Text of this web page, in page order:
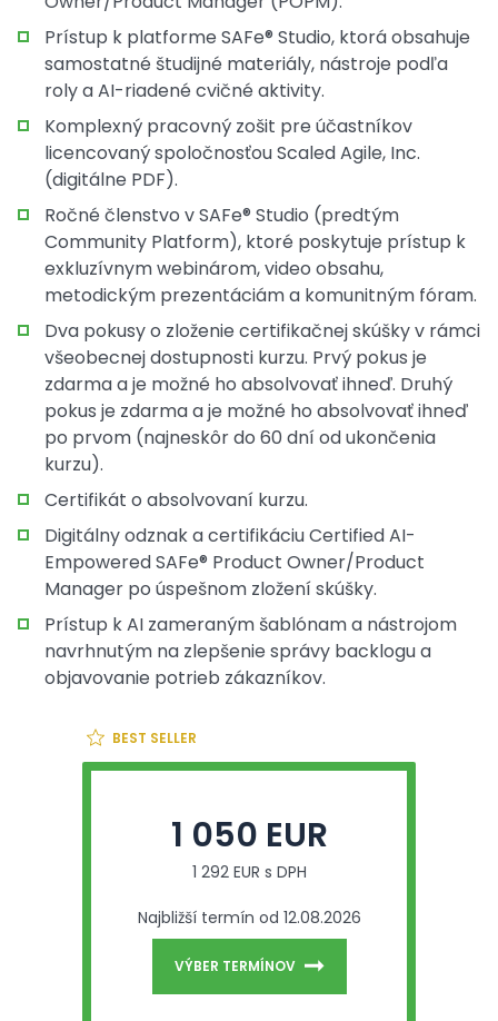
Prístup k platforme SAFe® Studio, ktorá obsahuje
samostatné študijné materiály, nástroje podľa
roly a AI-riadené cvičné aktivity.
Komplexný pracovný zošit pre účastníkov
licencovaný spoločnosťou Scaled Agile, Inc.
(digitálne PDF).
Ročné členstvo v SAFe® Studio (predtým
Community Platform), ktoré poskytuje prístup k
exkluzívnym webinárom, video obsahu,
metodickým prezentáciám a komunitným fóram.
Dva pokusy o zloženie certifikačnej skúšky v rámci
všeobecnej dostupnosti kurzu. Prvý pokus je
zdarma a je možné ho absolvovať ihneď. Druhý
pokus je zdarma a je možné ho absolvovať ihneď
po prvom (najneskôr do 60 dní od ukončenia
kurzu).
Certifikát o absolvovaní kurzu.
Digitálny odznak a certifikáciu Certified AI-
Empowered SAFe® Product Owner/Product
Manager po úspešnom zložení skúšky.
Prístup k AI zameraným šablónam a nástrojom
navrhnutým na zlepšenie správy backlogu a
objavovanie potrieb zákazníkov.
BEST SELLER
1 050 EUR
1 292 EUR s DPH
Najbližší termín od 12.08.2026
VÝBER TERMÍNOV